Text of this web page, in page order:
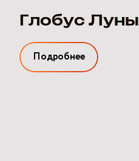
Глобус Луны
Подробнее